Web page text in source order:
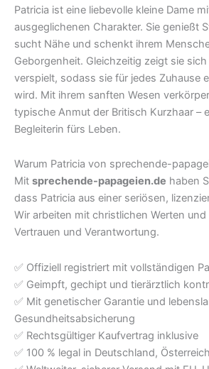
Preis
war:
€900.00
Preis
ist:
Patricia ist eine liebevolle kleine Dame
ausgeglichenen Charakter. Sie genießt
sucht Nähe und schenkt ihrem
Geborgenheit. Gleichzeitig zeigt sie
verspielt, sodass sie für jedes Zuhause
wird. Mit ihrem sanften Wesen
typische Anmut der Britisch Kurzhaar –
Begleiterin fürs Leben.
Warum Patricia von sprechende-
Mit sprechende-papageien.de haben
dass Patricia aus einer seriösen,
Wir arbeiten mit christlichen Werten
Vertrauen und Verantwortung.
✅ Offiziell registriert mit vollständigen
✅ Geimpft, gechipt und tierärztlich
✅ Mit genetischer Garantie und
Gesundheitsabsicherung
✅ Rechtsgültiger Kaufvertrag inklusive
✅ 100 % legal in Deutschland,